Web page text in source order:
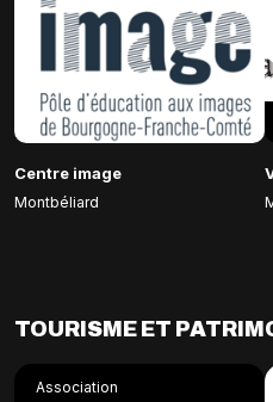
Centre image
Montbéliard
TOURISME ET
Association